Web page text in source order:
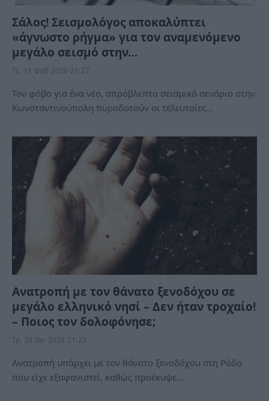
Σάλος! Σεισμολόγος αποκαλύπτει
«άγνωστο ρήγμα» για τον αναμενόμενο
μεγάλο σεισμό στην…
Τε, 11 Φεβ 2026 21:27
Τον φόβο για ένα νέο, απρόβλεπτο σεισμικό σενάριο στην
Κωνσταντινούπολη πυροδοτούν οι τελευταίες…
Ανατροπή με τον θάνατο ξενοδόχου σε
μεγάλο ελληνικό νησί – Δεν ήταν τροχαίο!
– Ποιος τον δολοφόνησε;
Τρ, 20 Ιαν 2026 21:23
Ανατροπή υπάρχει με τον θάνατο ξενοδόχου στη Ρόδο
που είχε εξαφανιστεί, καθώς προέκυψε…